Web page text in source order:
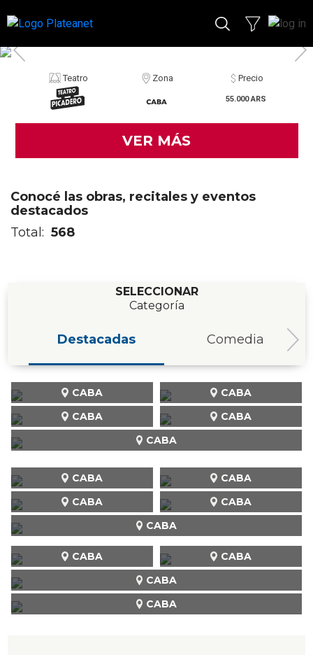
Teatro Zona Precio
55.000 ARS
VER MÁS
Conocé las obras, recitales y eventos
destacados
Total: 568
SELECCIONAR
Categoría
Destacadas Comedia
CABA
CABA
CABA
CABA
CABA
CABA CABA
CABA
CABA CABA
CABA
CABA CABA
CABA